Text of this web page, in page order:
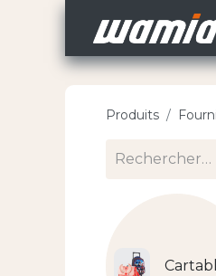
Produits